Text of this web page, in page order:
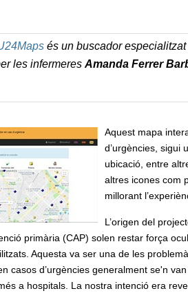
és un buscador
les infermeres Amanda Ferrer
Aquest mapa
d’urgències, sigui
ubicació, entre
altres icones com
millorant
L’origen del
primària (CAP) solen restar força
Aquesta va ser una de les
casos d’urgències generalment se'n
a hospitals. La nostra intenció era